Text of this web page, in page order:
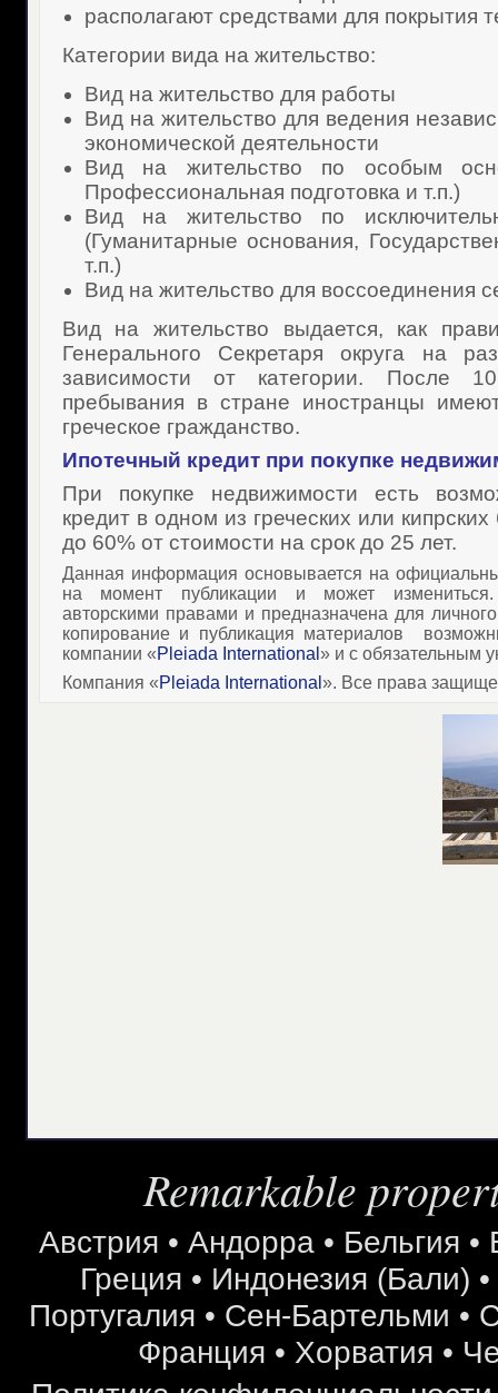
располагают средствами для покрытия
Категории вида на жительство:
Вид на жительство для работы
Вид на жительство для ведения
экономической деятельности
Вид на жительство по особым
Профессиональная подготовка и т.п.)
Вид на жительство по
(Гуманитарные основания,
т.п.)
Вид на жительство для воссоединения
Вид на жительство выдается, как
Генерального Секретаря округа на
зависимости от категории. После
пребывания в стране иностранцы
греческое гражданство.
Ипотечный кредит при покупке
При покупке недвижимости есть
кредит в одном из греческих или
до 60% от стоимости на срок до 25 лет.
Данная информация основывается на
на момент публикации и может
авторскими правами и предназначена для
копирование и публикация материалов
компании «Pleiada International » и с обязательным
Компания «Pleiada International ». Все права
Remarkable
Австрия • Андорра • Бельгия •
Греция • Индонезия (Бали) •
Португалия • Сен-Бартельми •
Франция • Хорватия •